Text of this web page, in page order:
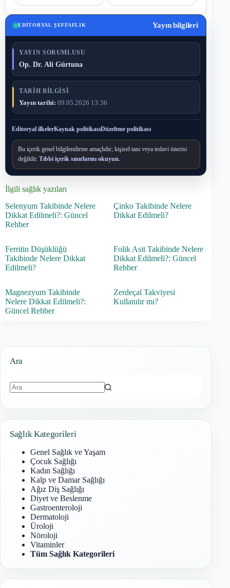
EDITORYAL ŞEFFAFLIK Yayın bilgileri
YAYIN SORUMLUSU
Op. Dr. Ali Gürtuna
TARIH BILGISI
Yayın tarihi: 09.05.2026 13:36
Editoryal ilkelerKaynak politikasıDüzeltme politikası
Bu içerik genel bilgilendirme amaçlıdır; kişisel tanı veya tedavi önerisi
değildir. Tıbbi içerik sınırlarını okuyun.
İlgili sağlık yazıları
Selenyum Takibinde Nelere
Dikkat Edilmeli?: Güncel
Rehber
Çinko Takibinde Nelere
Dikkat Edilmeli?
Ferritin Düşüklüğü
Takibinde Nelere Dikkat
Edilmeli?
Folik Asit Takibinde Nelere
Dikkat Edilmeli?: Güncel
Rehber
Magnezyum Takibinde
Nelere Dikkat Edilmeli?:
Güncel Rehber
Zerdeçal Takviyesi
Kullanılır mı?
Ara
Sağlık Kategorileri
Genel Sağlık ve Yaşam
Çocuk Sağlığı
Kadın Sağlığı
Kalp ve Damar Sağlığı
Ağız Diş Sağlığı
Diyet ve Beslenme
Gastroenteroloji
Dermatoloji
Üroloji
Nöroloji
Vitaminler
Tüm Sağlık Kategorileri